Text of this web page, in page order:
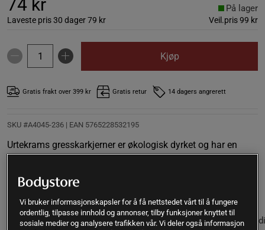
74 kr
Laveste pris 30 dager79 kr Veil.pris99 kr
På lager
Kjøp
Gratis frakt over 399 kr Gratis retur 14 dagers angrerett
SKU #A4045-236 | EAN 5765228532195
Urtekrams gresskarkjerner er økologisk dyrket og har en
mild, nøtteaktig smak. Egner seg spesielt godt til baking.
Les mer
Informasjon Anmeldelser(4) Næringsinformasjon &
Vi bruker informasjonskapsler for å få nettstedet vårt til å fungere
ordentlig, tilpasse innhold og annonser, tilby funksjoner knyttet til
sosiale medier og analysere trafikken vår. Vi deler også informasjon